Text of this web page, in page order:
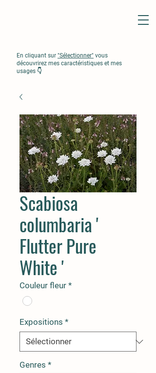
En cliquant sur "Sélectionner" vous
découvrirez mes caractéristiques et mes
usages 👇
Scabiosa
columbaria '
Flutter Pure
White '
Couleur fleur *
Expositions *
Genres *